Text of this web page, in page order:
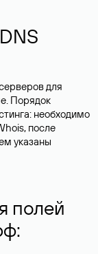
для
Порядок
необходимо
после
указаны
полей